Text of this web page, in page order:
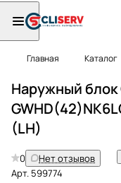
Главная Каталог
Наружный блок
(LH)
0
Нет отзывов
Арт. 599774